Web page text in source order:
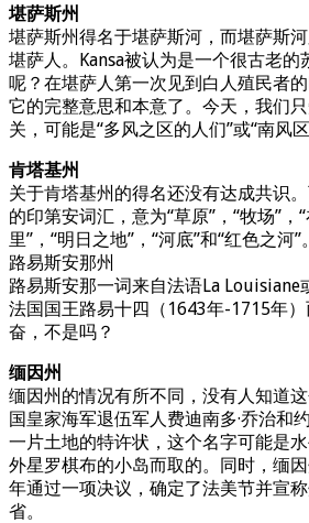
堪萨斯州
堪萨斯州得名于堪萨斯河，而堪萨斯
堪萨人。Kansa被认为是一个很古老的
呢？在堪萨人第一次见到白人殖民者
它的完整意思和本意了。今天，我们
关，可能是“多风之区的人们”或“南风区
肯塔基州
关于肯塔基州的得名还没有达成共识
的印第安词汇，意为“草原”，“牧场”，
里”，“明日之地”，“河底”和“红色之河”。
路易斯安那州
路易斯安那一词来自法语La Louisiane
法国国王路易十四（1643年-1715年
奋，不是吗？
缅因州
缅因州的情况有所不同，没有人知道
国皇家海军退伍军人费迪南多·乔治和
一片土地的特许状，这个名字可能是
外星罗棋布的小岛而取的。同时，缅
年通过一项决议，确定了法美节并宣
省。